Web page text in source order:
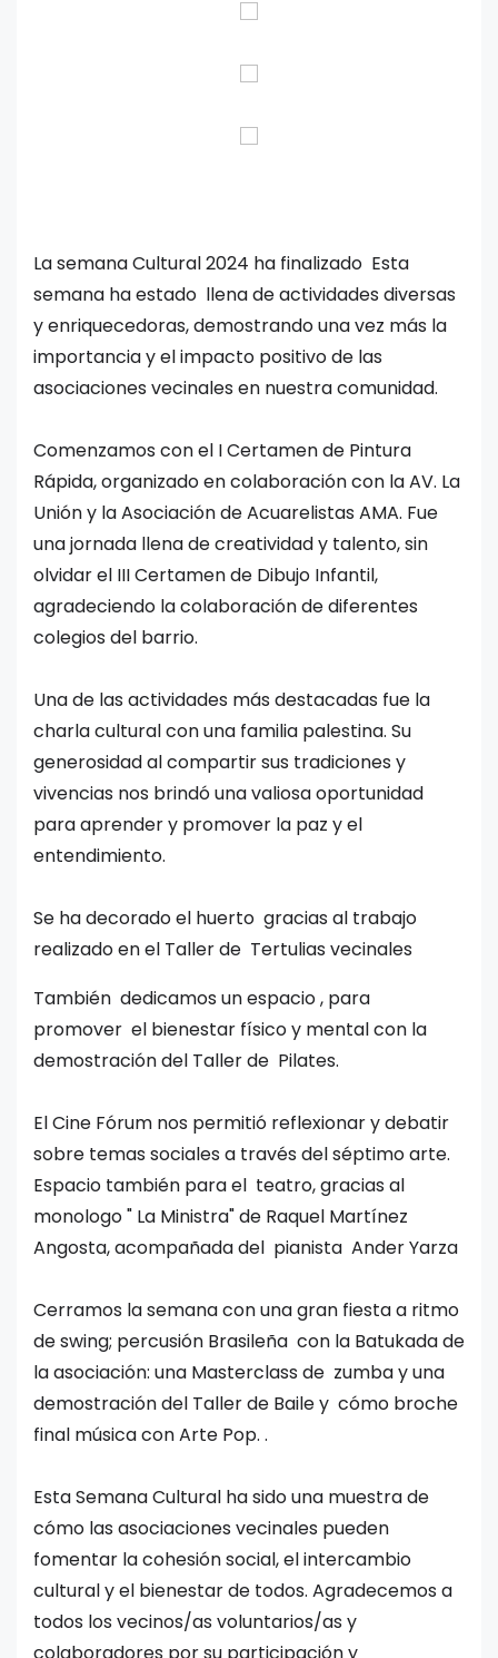
La semana Cultural 2024 ha finalizado Esta
semana ha estado llena de actividades diversas
y enriquecedoras, demostrando una vez más la
importancia y el impacto positivo de las
asociaciones vecinales en nuestra comunidad.
Comenzamos con el I Certamen de Pintura
Rápida, organizado en colaboración con la AV. La
Unión y la Asociación de Acuarelistas AMA. Fue
una jornada llena de creatividad y talento, sin
olvidar el III Certamen de Dibujo Infantil,
agradeciendo la colaboración de diferentes
colegios del barrio.
Una de las actividades más destacadas fue la
charla cultural con una familia palestina. Su
generosidad al compartir sus tradiciones y
vivencias nos brindó una valiosa oportunidad
para aprender y promover la paz y el
entendimiento.
Se ha decorado el huerto gracias al trabajo
realizado en el Taller de Tertulias vecinales
También dedicamos un espacio , para
promover el bienestar físico y mental con la
demostración del Taller de Pilates.
El Cine Fórum nos permitió reflexionar y debatir
sobre temas sociales a través del séptimo arte.
Espacio también para el teatro, gracias al
monologo " La Ministra" de Raquel Martínez
Angosta, acompañada del pianista Ander Yarza
Cerramos la semana con una gran fiesta a ritmo
de swing; percusión Brasileña con la Batukada de
la asociación: una Masterclass de zumba y una
demostración del Taller de Baile y cómo broche
final música con Arte Pop. .
Esta Semana Cultural ha sido una muestra de
cómo las asociaciones vecinales pueden
fomentar la cohesión social, el intercambio
cultural y el bienestar de todos. Agradecemos a
todos los vecinos/as voluntarios/as y
colaboradores por su participación y